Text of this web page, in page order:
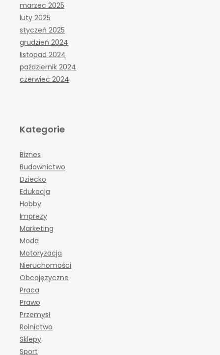
marzec 2025
luty 2025
styczeń 2025
grudzień 2024
listopad 2024
październik 2024
czerwiec 2024
Kategorie
Biznes
Budownictwo
Dziecko
Edukacja
Hobby
Imprezy
Marketing
Moda
Motoryzacja
Nieruchomości
Obcojęzyczne
Praca
Prawo
Przemysł
Rolnictwo
Sklepy
Sport